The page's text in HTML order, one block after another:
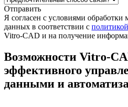
Отправить
Я согласен c условиями обработки
данных в соответствии с
Vitro-CAD и на получение
Возможности Vitro-
эффективного
данными и